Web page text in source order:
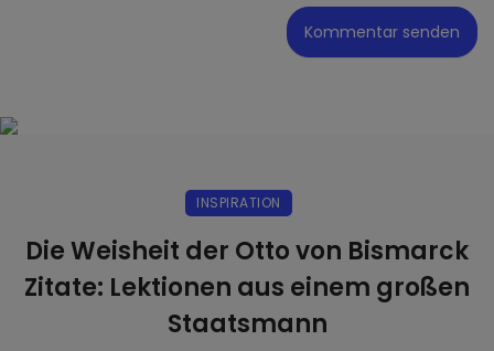
INSPIRATION
Die Weisheit der Otto von Bismarck
Zitate: Lektionen aus einem großen
Staatsmann